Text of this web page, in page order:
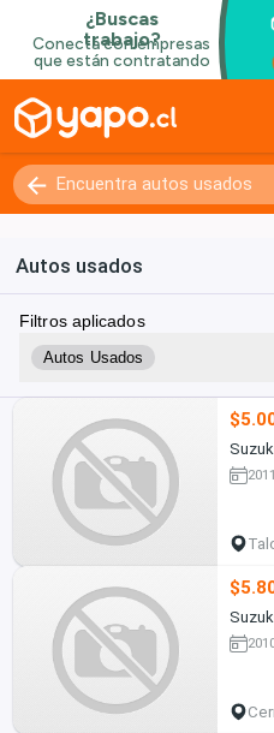
Autos usados
Filtros aplicados
Autos Usados
2011